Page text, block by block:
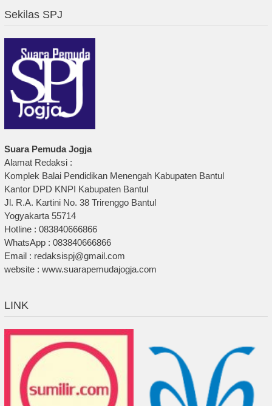
Sekilas SPJ
Suara Pemuda Jogja
Alamat Redaksi :
Komplek Balai Pendidikan Menengah Kabupaten Bantul
Kantor DPD KNPI Kabupaten Bantul
Jl. R.A. Kartini No. 38 Trirenggo Bantul
Yogyakarta 55714
Hotline : 083840666866
WhatsApp : 083840666866
Email : redaksispj@gmail.com
website : www.suarapemudajogja.com
LINK